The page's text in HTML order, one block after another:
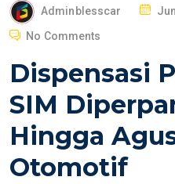
Adminblesscar
D
O
No Comments
Dispensasi
SIM
Hingga
Otomotif